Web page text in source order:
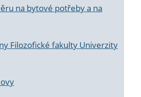
na bytové potřeby a na
Filozofické fakulty Univerzity